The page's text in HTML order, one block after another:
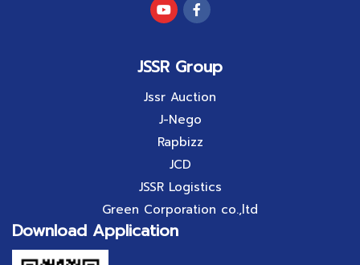
JSSR Group
Jssr Auction
J-Nego
Rapbizz
JCD
JSSR Logistics
Green Corporation co.,ltd
Download Application